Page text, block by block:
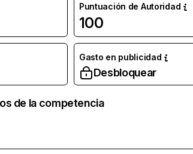
Puntuación de Autoridad
100
Gasto en publicidad
Desbloquear
de la competencia